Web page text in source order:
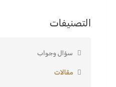
التصنيفات
سؤال وجواب
مقالات